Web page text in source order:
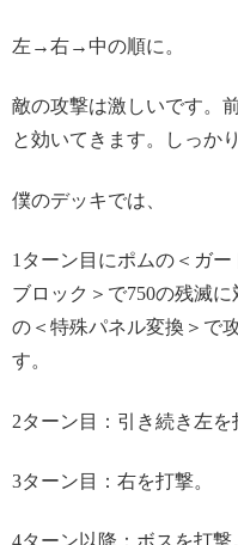
左→右→中の順に。
敵の攻撃は激しいです。
と効いてきます。しっか
僕のデッキでは、
1ターン目にポムの＜ガ
ブロック＞で750の残滅
の＜特殊パネル変換＞で
す。
2ターン目：引き続き左を
3ターン目：右を打撃。